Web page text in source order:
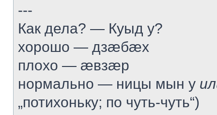
---
Как дела? — Куыд у?
хорошо — дзæбæх
плохо — æвзæр
нормально — ницы мын у
„потихоньку; по чуть-чуть“)